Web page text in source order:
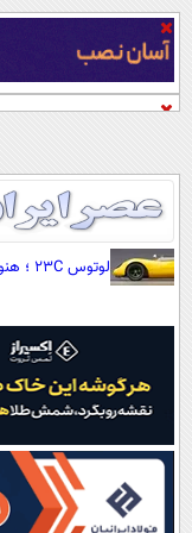
لوتوس 23C ؛ هنوز طراحی عاشق می کند (+عکس)